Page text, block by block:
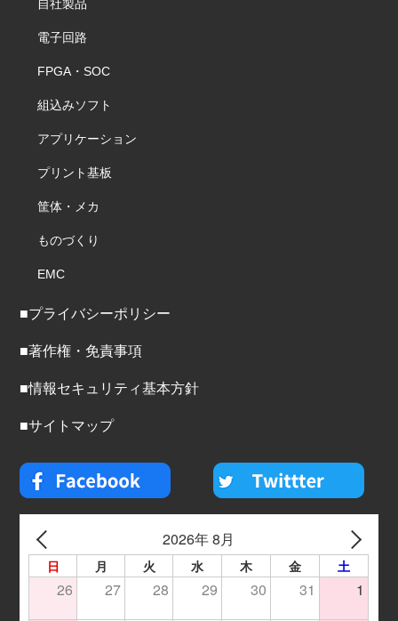
自社製品
電子回路
FPGA・SOC
組込みソフト
アプリケーション
プリント基板
筐体・メカ
ものづくり
EMC
■プライバシーポリシー
■著作権・免責事項
■情報セキュリティ基本方針
■サイトマップ
2026年 8月
日 月 火 水 木 金 土
26 27 28 29 30 31 1